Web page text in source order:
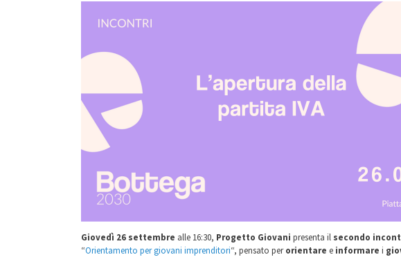
Giovedì 26 settembre alle 16:30, Progetto Giovani presenta il secondo
“Orientamento per giovani imprenditori“, pensato perorientare e informare i